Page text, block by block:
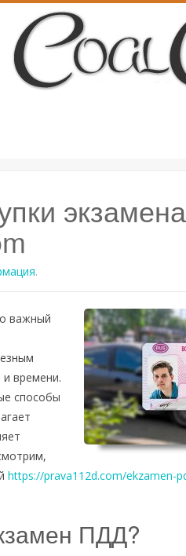
.
важный
времени.
способы
https://prava112d.com/ekzamen-
ПДД?